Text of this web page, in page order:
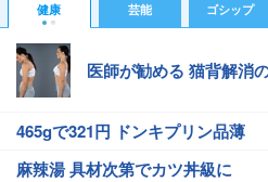
健康 芸能 ゴシップ
医師が勧める 猫背解消
465gで321円 ドンキプリン品薄
麻辣湯 具材次第でカツ丼級に